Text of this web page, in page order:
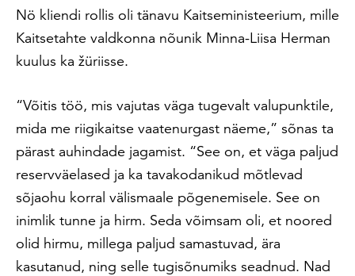
Nö kliendi rollis oli tänavu Kaitseministeerium, mille
Kaitsetahte valdkonna nõunik Minna-Liisa Herman
kuulus ka žüriisse.
“Võitis töö, mis vajutas väga tugevalt valupunktile,
mida me riigikaitse vaatenurgast näeme,” sõnas ta
pärast auhindade jagamist. “See on, et väga paljud
reservväelased ja ka tavakodanikud mõtlevad
sõjaohu korral välismaale põgenemisele. See on
inimlik tunne ja hirm. Seda võimsam oli, et noored
olid hirmu, millega paljud samastuvad, ära
kasutanud, ning selle tugisõnumiks seadnud. Nad